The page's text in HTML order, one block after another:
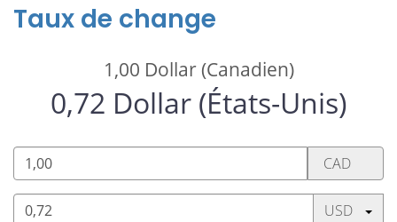
Taux de change
1,00 Dollar (Canadien)
0,72 Dollar (États-Unis)
Dollar
CAD
Appuyez
USD